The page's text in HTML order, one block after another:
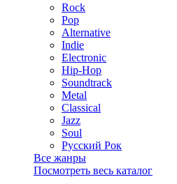
Rock
Pop
Alternative
Indie
Electronic
Hip-Hop
Soundtrack
Metal
Classical
Jazz
Soul
Русский Рок
Все жанры
Посмотреть весь каталог